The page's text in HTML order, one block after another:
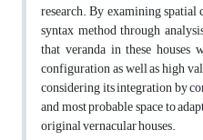
research. By examining
syntax method through
that veranda in these
configuration as well as high
considering its integration by
and most probable space to
original vernacular houses.